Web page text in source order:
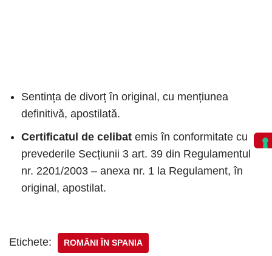
Sentința de divorț în original, cu mențiunea
definitivă, apostilată.
Certificatul de celibat emis în conformitate cu
prevederile Secțiunii 3 art. 39 din Regulamentul
nr. 2201/2003 – anexa nr. 1 la Regulament, în
original, apostilat.
Etichete: ROMÂNI ÎN SPANIA